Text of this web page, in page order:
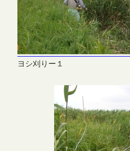
ヨシ刈りー１